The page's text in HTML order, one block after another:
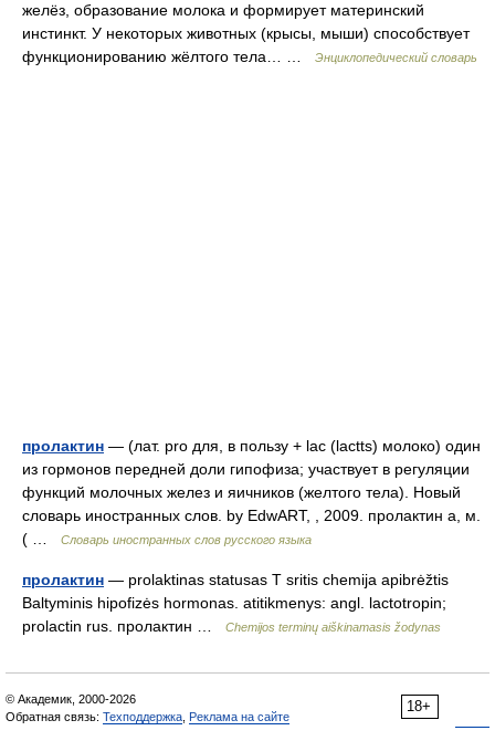
желёз, образование молока и формирует материнский
инстинкт. У некоторых животных (крысы, мыши) способствует
функционированию жёлтого тела… …
Энциклопедический словарь
пролактин — (лат. pro для, в пользу + lac (lactts) молоко) один
из гормонов передней доли гипофиза; участвует в регуляции
функций молочных желез и яичников (желтого тела). Новый
словарь иностранных слов. by EdwART, , 2009. пролактин а, м.
( …
Словарь иностранных слов русского языка
пролактин — prolaktinas statusas T sritis chemija apibrėžtis
Baltyminis hipofizės hormonas. atitikmenys: angl. lactotropin;
prolactin rus. пролактин …
Chemijos terminų aiškinamasis žodynas
18+
© Академик, 2000-2026
Обратная связь: Техподдержка Реклама на сайте